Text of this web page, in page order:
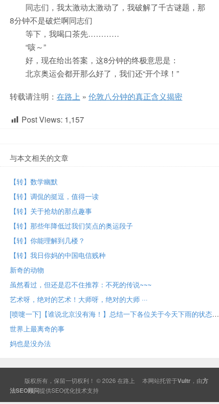
同志们，我太激动太激动了，我破解了千古谜题，那
8分钟不是破烂啊同志们
等下，我喝口茶先…………
“咳～”
好，现在给出答案，这8分钟的终极意思是：
北京奥运会都开那么好了，我们还“开个球！”
转载请注明： 在路上 » 伦敦八分钟的真正含义揭密
Post Views: 1,157
与本文相关的文章
【转】数学幽默
【转】调侃的挺逗， 值得一读
【转】关于抢劫的那点趣事
【转】那些年降低过我们笑点的奥运段子
【转】你能理解到几楼？
【转】我日你妈的中国电信贱种
新奇的动物
虽然看过，但还是忍不住推荐：不死的传说~~~
艺术呀，绝对的艺术！大师呀，绝对的大师 ···
[喷嚏一下]【谁说北京没有海！】总结一下各位关于今天下雨的状态～
世界上最离奇的事
妈也是没办法
版权所有，保留一切权利！ © 2026 在路上 本网站托管于Vultr ，由方
法SEO顾问提供SEO优化技术支持